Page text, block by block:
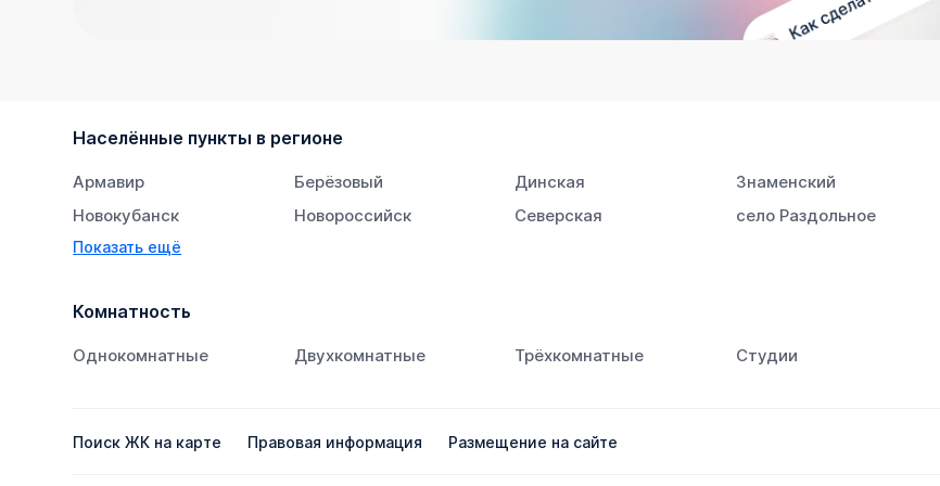
Населённые пункты в регионе
Армавир Берёзовый Динская Знаменский
Новокубанск
Новороссийск Северская село Раздольное
Тихорецк
Показать ещё
Комнатность
Однокомнатные Двухкомнатные Трёхкомнатные Студии
Поиск ЖК на карте Правовая информация Размещение на сайте